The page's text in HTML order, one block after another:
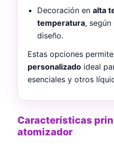
Decoración en alta
temperatura,
diseño.
Estas opciones
personalizado ideal
esenciales y otros
Características
atomizador